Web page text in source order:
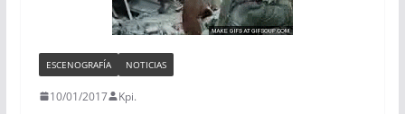
ESCENOGRAFÍA NOTICIAS
10/01/2017 Kpi.